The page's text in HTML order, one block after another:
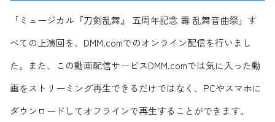
「ミュージカル『刀剣乱舞』 五周年記念 壽 乱舞音曲祭」す
べての上演回を、DMM.comでのオンライン配信を行いまし
た。また、この動画配信サービスDMM.comでは気に入った動
画をストリーミング再生できるだけではなく、PCやスマホに
ダウンロードしてオフラインで再生することができます。